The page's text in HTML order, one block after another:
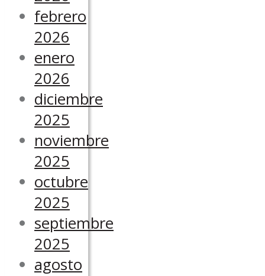
febrero
2026
enero
2026
diciembre
2025
noviembre
2025
octubre
2025
septiembre
2025
agosto